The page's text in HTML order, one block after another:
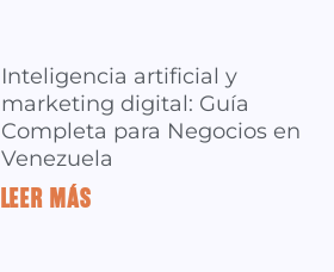
Inteligencia artificial y
marketing digital: Guía
Completa para Negocios en
Venezuela
LEER MÁS »